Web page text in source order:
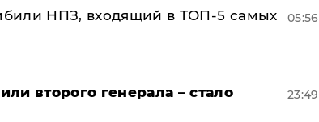
НПЗ, входящий в ТОП-5 самых
05:56
второго генерала – стало
23:49